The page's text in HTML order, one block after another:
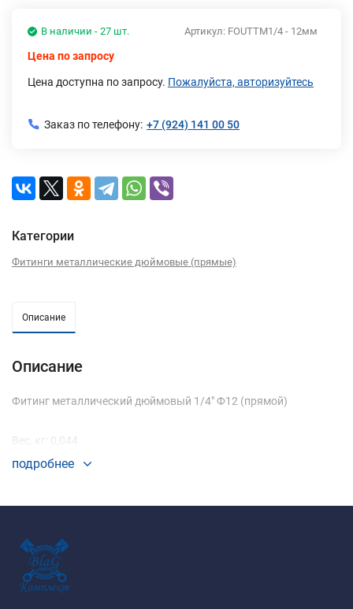
Артикул: FOUTTM1/4 - 12мм
В наличии - 27 шт.
Цена по запросу
Цена доступна по запросу. Пожалуйста, авторизуйтесь
Заказ по телефону: +7 (924) 141 00 50
Категории
Фитинги металлические дюймовые (прямые)
Описание
Описание
Фитинг металлический дюймовый 1/4" Ф12 (прямой)
Вес, кг: 0,044
подробнее